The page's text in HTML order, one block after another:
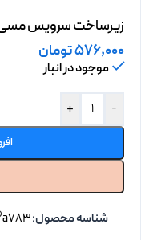
زیرساخت سرویس
576,000تومان
موجود در انبار
-
+
شناسه محصول:a783